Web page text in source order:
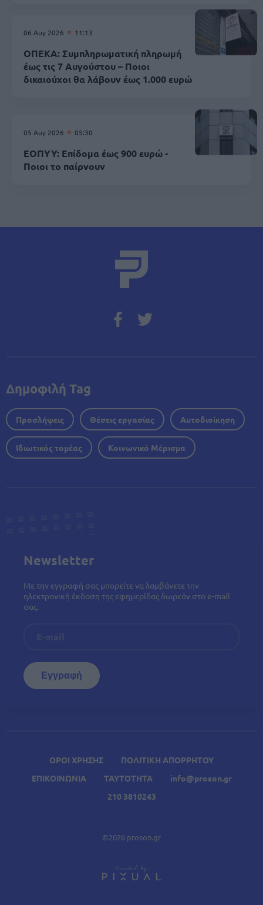
A Σχετικά Άρθρα
06 Αυγ 2026 11:13
ΟΠΕΚΑ: Συμπληρωματική πληρωμή
έως τις 7 Αυγούστου – Ποιοι
δικαιούχοι θα λάβουν έως 1.000 ευρώ
05 Αυγ 2026 05:30
ΕΟΠΥΥ: Επίδομα έως 900 ευρώ -
Ποιοι το παίρνουν
ΟΡΟΙ ΧΡΗΣΗΣ
ΠΟΛΙΤΙΚΗ ΑΠΟΡΡΗΤΟΥ
ΕΠΙΚΟΙΝΩΝΙΑ
ΤΑΥΤΟΤΗΤΑ
info@proson.gr
210 3810243
©2026 proson.gr
Δημοφιλή Tag
Προσλήψεις Θέσεις εργασίας Αυτοδιοίκηση
Ιδιωτικός τομέας Κοινωνικό Μέρισμα
Newsletter
Με την εγγραφή σας μπορείτε να λαμβάνετε την
ηλεκτρονική έκδοση της εφημερίδας δωρεάν στο e-mail
σας.